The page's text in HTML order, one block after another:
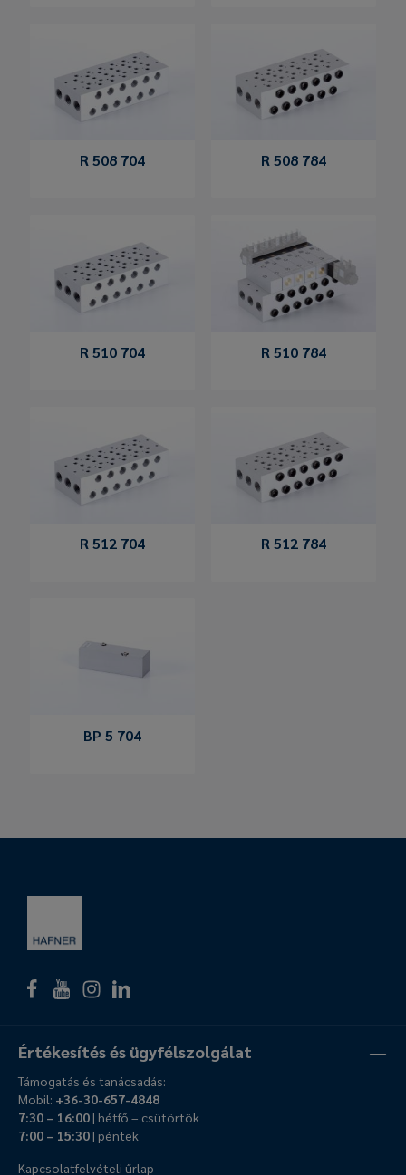
R 508 704 R 508 784
R 510 704 R 510 784
R 512 704 R 512 784
BP 5 704
Értékesítés és ügyfélszolgálat
Támogatás és tanácsadás:
Mobil: +36-30-657-4848
7:30 – 16:00| hétfő – csütörtök
7:00 – 15:30| péntek
Kapcsolatfelvételi űrlap